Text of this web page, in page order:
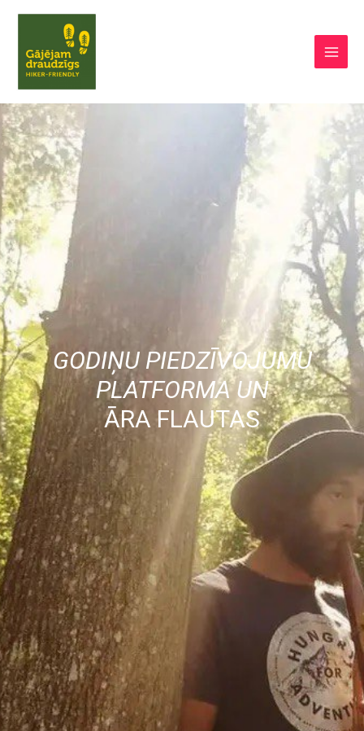
GODIŅU PIEDZĪVOJUMU
PLATFORMA UN
ĀRA FLAUTAS